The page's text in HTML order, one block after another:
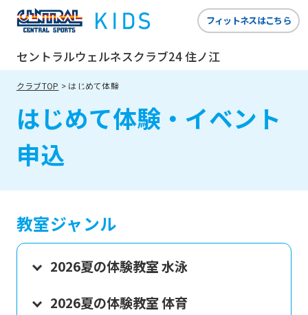
セントラルウェルネスクラブ24 住ノ江
フィットネスはこちら
クラブTOP はじめて体験
はじめて体験・イベント
申込
教室ジャンル
2026夏の体験教室 水泳
2026夏の体験教室 体育